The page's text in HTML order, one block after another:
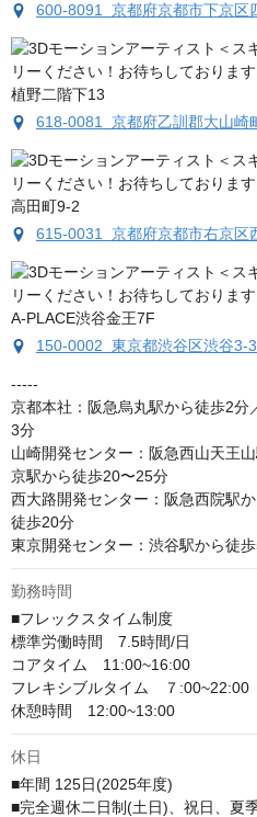
600-8091 京都府京都市下京区
618-0081 京都府乙訓郡大山崎
615-0031 京都府京都市右京区
150-0002 東京都渋谷区渋谷
-----
京都本社：阪急烏丸駅から徒歩2
3分
山崎開発センター：阪急西山天王
京駅から徒歩20〜25分
西大路開発センター：阪急西院駅
徒歩20分
東京開発センター：渋谷駅から徒
勤務時間
■フレックスタイム制度
標準労働時間　7.5時間/日
コアタイム　11:00~16:00
フレキシブルタイム　７:00~22:00
休憩時間　12:00~13:00
休日
■年間 125日(2025年度)
■完全週休二日制(土日)、祝日、夏